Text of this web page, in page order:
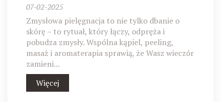
07-02-2025
Zmysłowa pielęgnacja to nie tylko dbanie o
skórę – to rytuał, który łączy, odpręża i
pobudza zmysły. Wspólna kąpiel, peeling,
masaż i aromaterapia sprawią, że Wasz wieczór
zamieni...
Więcej